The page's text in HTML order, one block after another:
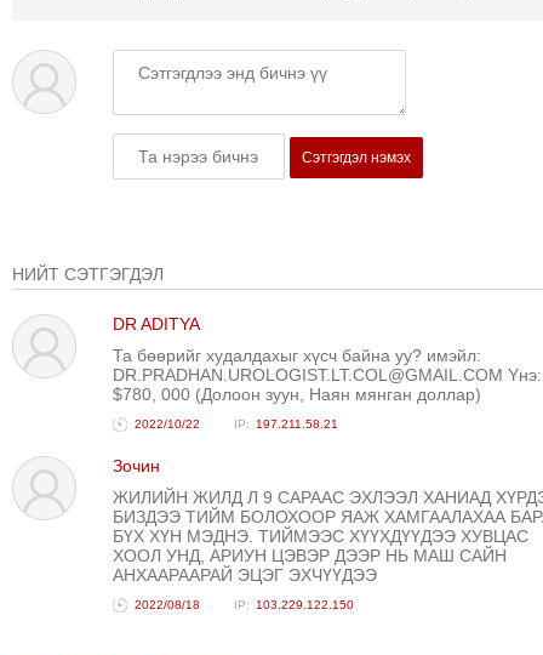
ЭРГЭН
ТОЙРОНД
ДҮГЭЭР
ЭРГЭН
ТОЙРОНД
ЭРГЭН
ТОЙРОНД
ЕРӨНХИЙЛӨГЧИЙН
Сэтгэгдэл нэмэх
НИЙТ СЭТГЭГДЭЛ
DR ADITYA
Та бөөрийг худалдахыг хүсч байна уу? имэйл:
DR.PRADHAN.UROLOGIST.LT.COL@GMAIL.COM Yнэ:
$780, 000 (Долоон зуун, Наян мянган доллар)
2022/10/22 197.211.58.21
Зочин
ЖИЛИЙН ЖИЛД Л 9 САРААС ЭХЛЭЭЛ ХАНИАД
БИЗДЭЭ ТИЙМ БОЛОХООР ЯАЖ ХАМГААЛАХАА
БҮХ ХҮН МЭДНЭ. ТИЙМЭЭС ХҮҮХДҮҮДЭЭ ХУВЦАС
ХООЛ УНД, АРИУН ЦЭВЭР ДЭЭР НЬ МАШ САЙН
АНХААРААРАЙ ЭЦЭГ ЭХЧҮҮДЭЭ
2022/08/18 103.229.122.150